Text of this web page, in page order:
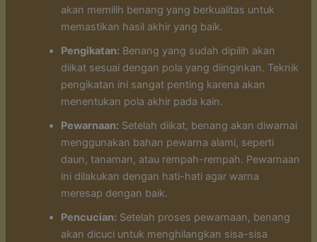
akan memilih benang yang berkualitas untuk
memastikan hasil akhir yang baik.
Pengikatan: Benang yang sudah dipilih akan
diikat sesuai dengan pola yang diinginkan. Teknik
pengikatan ini sangat penting karena akan
menentukan pola akhir pada kain.
Pewarnaan: Setelah diikat, benang akan diwarnai
menggunakan bahan pewarna alami, seperti
daun, tanaman, atau rempah-rempah. Pewarnaan
ini dilakukan dengan hati-hati agar warna
meresap dengan baik.
Pencucian: Setelah proses pewarnaan, benang
akan dicuci untuk menghilangkan sisa-sisa